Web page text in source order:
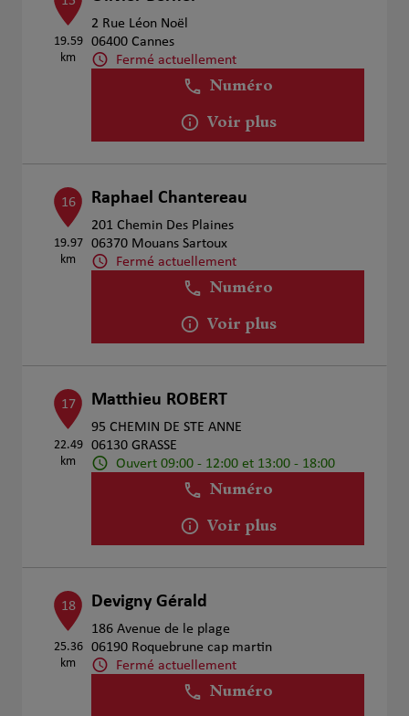
19.59
km
2 Rue Léon Noël
06400 Cannes
Fermé actuellement
Numéro
Voir plus
16
19.97
km
Raphael Chantereau
201 Chemin Des Plaines
06370 Mouans Sartoux
Fermé actuellement
Numéro
Voir plus
17
22.49
km
Matthieu ROBERT
95 CHEMIN DE STE ANNE
06130 GRASSE
Ouvert 09:00 - 12:00 et 13:00 - 18:00
Numéro
Voir plus
18
25.36
km
Devigny Gérald
186 Avenue de le plage
06190 Roquebrune cap martin
Fermé actuellement
Numéro